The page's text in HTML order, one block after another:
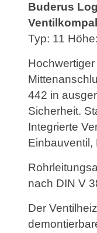
Buderus
Typ: 11
442 in
Sicherheit.
Integrierte
Einbauventil,
nach DIN V
Der